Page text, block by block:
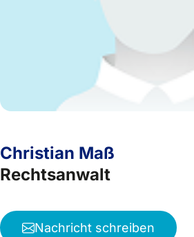
Christian Maß
Rechtsanwalt
Nachricht schreiben